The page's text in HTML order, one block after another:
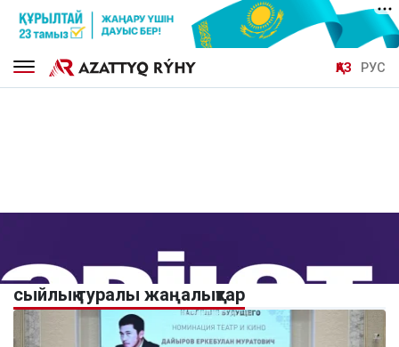
ҚАЗ РУС
сыйлық туралы жаңалықтар